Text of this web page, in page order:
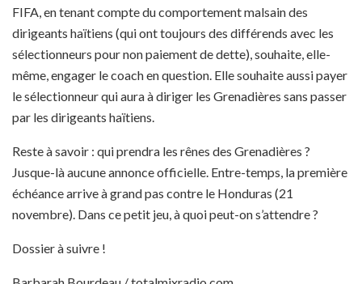
FIFA, en tenant compte du comportement malsain des
dirigeants haïtiens (qui ont toujours des différends avec les
sélectionneurs pour non paiement de dette), souhaite, elle-
même, engager le coach en question. Elle souhaite aussi payer
le sélectionneur qui aura à diriger les Grenadières sans passer
par les dirigeants haïtiens.
Reste à savoir : qui prendra les rênes des Grenadières ?
Jusque-là aucune annonce officielle. Entre-temps, la première
échéance arrive à grand pas contre le Honduras (21
novembre). Dans ce petit jeu, à quoi peut-on s’attendre ?
Dossier à suivre !